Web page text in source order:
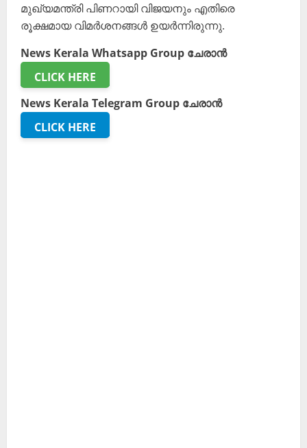
മുഖ്യമന്ത്രി പിണറായി വിജയനും എതിരെ
രൂക്ഷമായ വിമർശനങ്ങൾ ഉയർന്നിരുന്നു.
News Kerala Whatsapp Group ചേരാൻ
CLICK HERE
News Kerala Telegram Group ചേരാൻ
CLICK HERE